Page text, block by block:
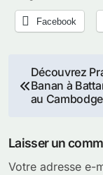
Facebook
de
l’article
Découvrez
Banan à
au Cambodge
Laisser un
Votre adresse e-